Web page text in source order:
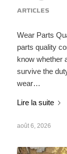
ARTICLES
Wear Parts
parts quality
know whether
survive the
wear…
Lire la suite
août 6, 2026